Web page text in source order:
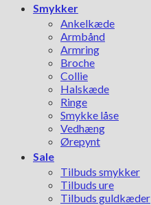
Smykker
Ankelkæde
Armbånd
Armring
Broche
Collie
Halskæde
Ringe
Smykke låse
Vedhæng
Ørepynt
Sale
Tilbuds smykker
Tilbuds ure
Tilbuds guldkæder